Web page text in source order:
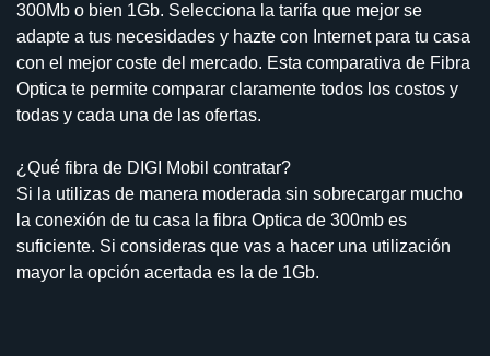
300Mb o bien 1Gb. Selecciona la tarifa que mejor se
adapte a tus necesidades y hazte con Internet para tu casa
con el mejor coste del mercado. Esta comparativa de Fibra
Optica te permite comparar claramente todos los costos y
todas y cada una de las ofertas.
¿Qué fibra de DIGI Mobil contratar?
Si la utilizas de manera moderada sin sobrecargar mucho
la conexión de tu casa la fibra Optica de 300mb es
suficiente. Si consideras que vas a hacer una utilización
mayor la opción acertada es la de 1Gb.